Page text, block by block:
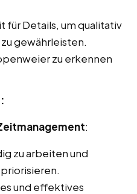
für Details, um qualitativ
gewährleisten.
zu erkennen
:
zu arbeiten und
und effektives